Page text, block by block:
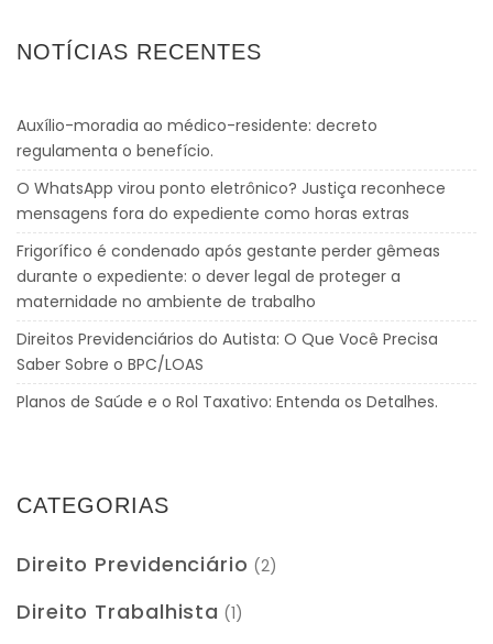
NOTÍCIAS RECENTES
Auxílio-moradia ao médico-residente: decreto
regulamenta o benefício.
O WhatsApp virou ponto eletrônico? Justiça reconhece
mensagens fora do expediente como horas extras
Frigorífico é condenado após gestante perder gêmeas
durante o expediente: o dever legal de proteger a
maternidade no ambiente de trabalho
Direitos Previdenciários do Autista: O Que Você Precisa
Saber Sobre o BPC/LOAS
Planos de Saúde e o Rol Taxativo: Entenda os Detalhes.
CATEGORIAS
Direito Previdenciário (2)
Direito Trabalhista (1)